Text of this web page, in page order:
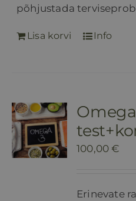
põhjustada
Lisa korvi Info
100,00€
Erinevate